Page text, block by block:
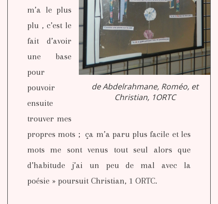
de Abdelrahmane, Roméo, et
Christian, 1ORTC
m’a le plus
plu , c’est le
fait d’avoir
une base
pour
pouvoir
ensuite
trouver mes
propres mots ; ça m’a paru plus facile et les
mots me sont venus tout seul alors que
d’habitude j’ai un peu de mal avec la
poésie » poursuit Christian, 1 ORTC.